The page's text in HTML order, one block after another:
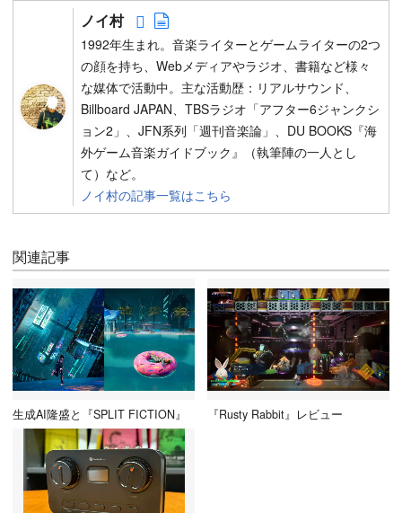
ノイ村 Follow on SNS
1992年生まれ。音楽ライターとゲームライターの2つ
の顔を持ち、Webメディアやラジオ、書籍など様々
な媒体で活動中。主な活動歴：リアルサウンド、
Billboard JAPAN、TBSラジオ「アフター6ジャンクシ
ョン2」、JFN系列「週刊音楽論」、DU BOOKS『海
外ゲーム音楽ガイドブック』（執筆陣の一人とし
て）など。
ノイ村の記事一覧はこちら
関連記事
生成AI隆盛と『SPLIT FICTION』 『Rusty Rabbit』レビュー